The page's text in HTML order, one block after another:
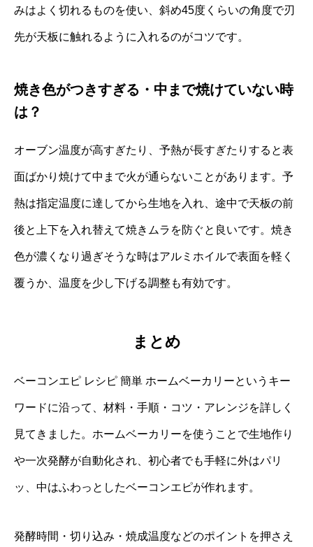
みはよく切れるものを使い、斜め45度くらいの角度で刃
先が天板に触れるように入れるのがコツです。
焼き色がつきすぎる・中まで焼けていない時
は？
オーブン温度が高すぎたり、予熱が長すぎたりすると表
面ばかり焼けて中まで火が通らないことがあります。予
熱は指定温度に達してから生地を入れ、途中で天板の前
後と上下を入れ替えて焼きムラを防ぐと良いです。焼き
色が濃くなり過ぎそうな時はアルミホイルで表面を軽く
覆うか、温度を少し下げる調整も有効です。
まとめ
ベーコンエピ レシピ 簡単 ホームベーカリーというキー
ワードに沿って、材料・手順・コツ・アレンジを詳しく
見てきました。ホームベーカリーを使うことで生地作り
や一次発酵が自動化され、初心者でも手軽に外はパリ
ッ、中はふわっとしたベーコンエピが作れます。
発酵時間・切り込み・焼成温度などのポイントを押さえ